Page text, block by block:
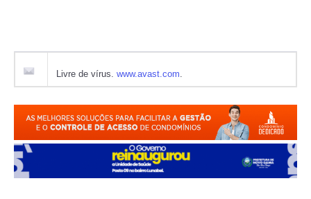
Livre de vírus. www.avast.com.